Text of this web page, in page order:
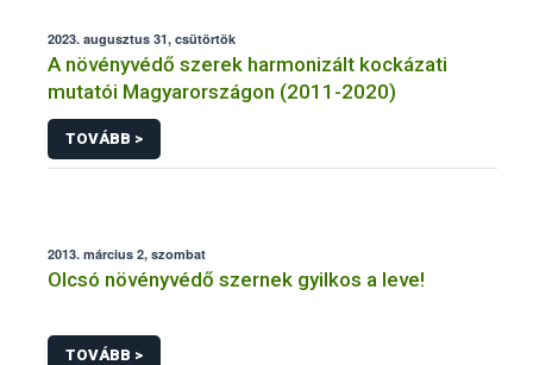
2023. augusztus 31, csütörtök
A növényvédő szerek harmonizált kockázati
mutatói Magyarországon (2011-2020)
TOVÁBB >
2013. március 2, szombat
Olcsó növényvédő szernek gyilkos a leve!
TOVÁBB >